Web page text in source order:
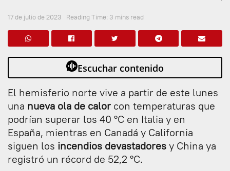
17 de julio de 2023 Reading Time: 3 mins read
Escuchar contenido
El hemisferio norte vive a partir de este lunes
una nueva ola de calor con temperaturas que
podrían superar los 40 °C en Italia y en
España, mientras en Canadá y California
siguen los incendios devastadores y China ya
registró un récord de 52,2 °C.